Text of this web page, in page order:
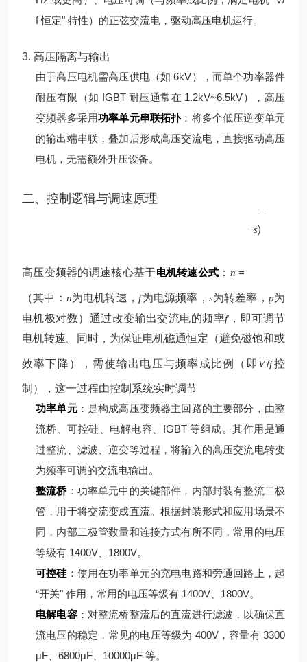
f 恒定" 特性）的正弦交流电，驱动高压电机运行。
3. 高压隔离与输出
由于高压电机需高压供电（如 6kV），而单个功率器件
耐压有限（如 IGBT 耐压通常在 1.2kV~6.5kV），高压
变频器多采用功率单元串联拓扑：将多个低压逆变单元
的输出端串联，叠加后形成高压交流电，直接驱动高压
电机，无需额外升压设备。
二、控制逻辑与调速原理
高压变频器的调速核心基于电机转速公式 ： n =
−s)
（其中： n为电机转速， f为电源频率， s为转差率， p为
电机极对数） 通过改变输出交流电的频率f，即可调节
电机转速。同时，为保证电机磁通恒定（避免磁饱和或
效率下降），需使输出电压与频率成比例（即 V /f控
制），这一过程由控制系统实时调节
功率单元：是构成高压变频器主回路的主要部分，由整
流桥、可控硅、电解电容、IGBT 等组成。其作用是通
过整流、滤波、逆变等过程，将输入的高压交流电转变
为频率可调的交流电输出。
整流桥：功率单元中的关键部件，内部封装有整流二极
管，用于将交流变成直流。根据封装形式和应用场景不
同，内部二极管数量和连接方式有所不同，常用的电压
等级有 1400V、1800V。
可控硅 ：使用在功率单元的充电电路和旁通回路上，起
“开关" 作用，常用的电压等级有 1400V、1800V。
电解电容：对整流桥整流后的直流进行滤波，以确保直
流电压的稳定，常见的电压等级为 400V，容量有 3300
μF、6800μF、10000μF 等。